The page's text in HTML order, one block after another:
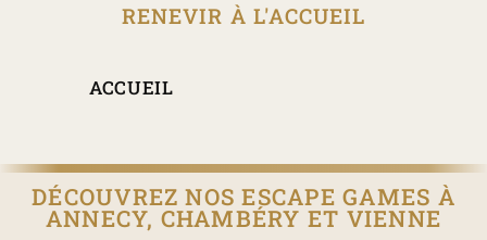
RENEVIR À L'ACCUEIL
ACCUEIL
DÉCOUVREZ NOS ESCAPE GAMES À
ANNECY, CHAMBÉRY ET VIENNE